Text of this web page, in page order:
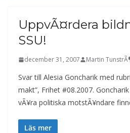
UppvÃ¤rdera
SSU!
december 31, 2007 Martin
Svar till Alesia Goncharik med
makt”, Frihet #08.2007.
vÃ¥ra politiska motstÃ¥ndare
Läs mer